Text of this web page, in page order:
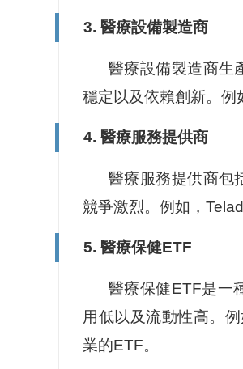
3. 醫療設備製造商
醫療設備製造商生
穩定以及依賴創新。例
4. 醫療服務提供商
醫療服務提供商包
競爭激烈。例如，
5. 醫療保健ETF
醫療保健ETF是一
用低以及流動性高。
業的ETF。